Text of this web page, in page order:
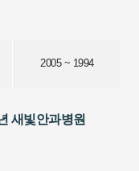
2005 ~ 1994
새빛안과병원